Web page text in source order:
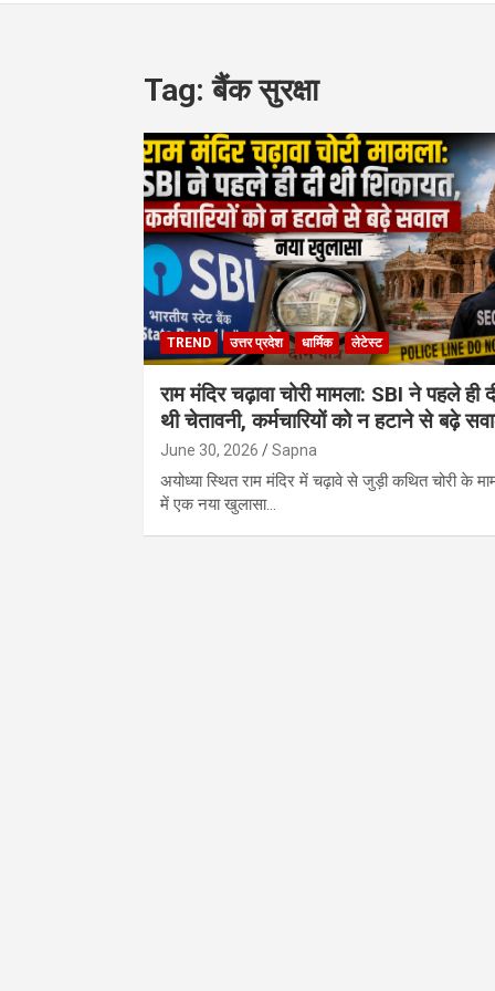
Tag:बैंक सुरक्षा
TREND उत्तर प्रदेश धार्मिक लेटेस्ट
राम मंदिर चढ़ावा चोरी मामला: SBI ने पहले ही
थी चेतावनी, कर्मचारियों को न हटाने से बढ़े
June 30, 2026 Sapna
अयोध्या स्थित राम मंदिर में चढ़ावे से जुड़ी कथित चोरी के
में एक नया खुलासा…